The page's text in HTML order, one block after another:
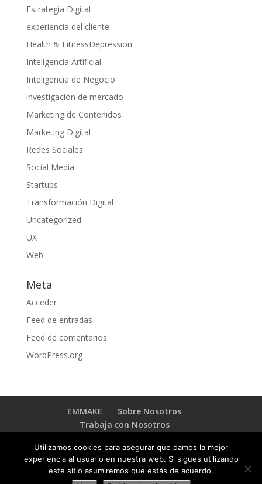
Estrategia Digital
experiencia del cliente
Health & FitnessDepression
Inteligencia Artificial
Inteligencia de Negocio
investigación de mercado
Marketing de Contenidos
Marketing Digital
Redes Sociales
Social Media
Startups
Transformación Digital
Uncategorized
UX
Web
Meta
Acceder
Feed de entradas
Feed de comentarios
WordPress.org
EMMAKE
Sobre Nosotros
Trabaja con Nosotros
Utilizamos cookies para asegurar que damos la mejor
experiencia al usuario en nuestra web. Si sigues utilizando
este sitio asumiremos que estás de acuerdo.